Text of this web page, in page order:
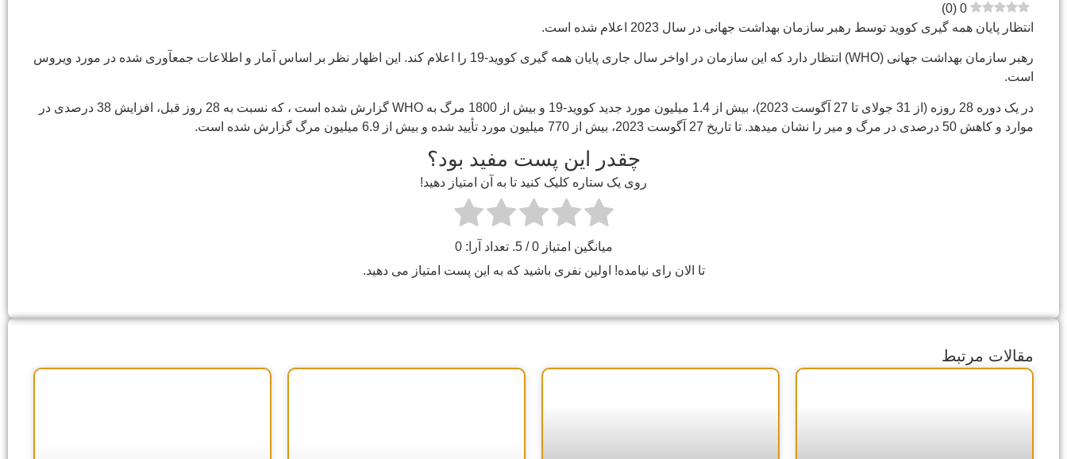
0
(
0
)
انتظار پایان همه گیری کووید توسط رهبر سازمان بهداشت جهانی در سال 2023 اعلام شده است.
رهبر سازمان بهداشت جهانی (WHO) انتظار دارد که این سازمان در اواخر سال جاری پایان همه گیری کووید-19 را اعلام کند. این اظهار نظر بر اساس آمار و اطلاعات جمعآوری شده در مورد ویروس
است.
در یک دوره 28 روزه (از 31 جولای تا 27 آگوست 2023)، بیش از 1.4 میلیون مورد جدید کووید-19 و بیش از 1800 مرگ به WHO گزارش شده است ، که نسبت به 28 روز قبل، افزایش 38 درصدی در
موارد و کاهش 50 درصدی در مرگ و میر را نشان میدهد. تا تاریخ 27 آگوست 2023، بیش از 770 میلیون مورد تأیید شده و بیش از 6.9 میلیون مرگ گزارش شده است.
چقدر این پست مفید بود؟
روی یک ستاره کلیک کنید تا به آن امتیاز دهید!
میانگین امتیاز0/ 5. تعداد آرا:
0
تا الان رای نیامده! اولین نفری باشید که به این پست امتیاز می دهید.
مقالات مرتبط